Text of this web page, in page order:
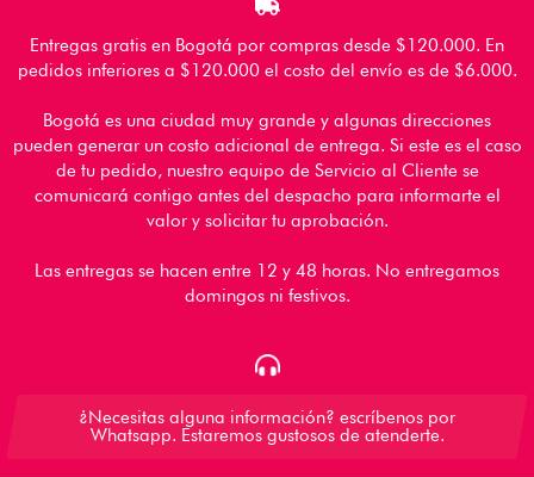
Entregas gratis en Bogotá por compras desde $120.000. En
pedidos inferiores a $120.000 el costo del envío es de $6.000.
Bogotá es una ciudad muy grande y algunas direcciones
pueden generar un costo adicional de entrega. Si este es el caso
de tu pedido, nuestro equipo de Servicio al Cliente se
comunicará contigo antes del despacho para informarte el
valor y solicitar tu aprobación.
Las entregas se hacen entre 12 y 48 horas. No entregamos
domingos ni festivos.
¿Necesitas alguna información? escríbenos por
Whatsapp. Estaremos gustosos de atenderte.